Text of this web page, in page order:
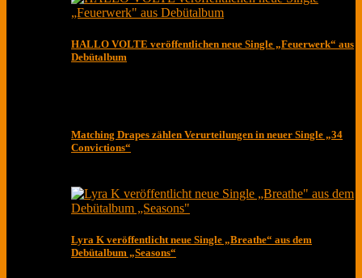
HALLO VOLTE veröffentlichen neue Single „Feuerwerk“ aus
Debütalbum
Matching Drapes zählen Verurteilungen in neuer Single „34
Convictions“
Lyra K veröffentlicht neue Single „Breathe“ aus dem
Debütalbum „Seasons“